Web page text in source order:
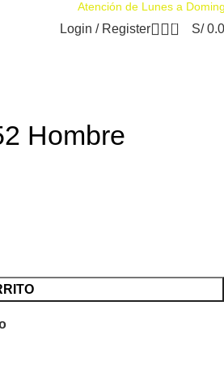
Atención de Lunes a
Login / Register 0 S/
Hombre